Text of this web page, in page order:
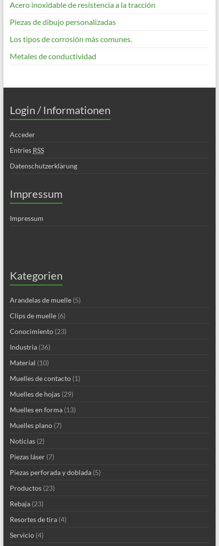
Acero inoxidable de resistencia a la tracción
Piezas de dibujo personalizadas
Los tipos de corrosión más comunes.
Metales de conductividad
Login / Informationen
Acceder
Entries RSS
Datenschutzerklärung
Impressum
Impressum
Kategorien
Arandelas de muelle(5)
Clips de muelle(6)
Conocimiento(23)
Industria(36)
Material (10)
Muelles de contacto(1)
Muelles de hojas(29)
Muelles en forma(13)
Muelles plano(7)
Noticias(2)
Piezas láser(7)
Piezas perforada y doblada(5)
Productos(23)
Rebaja(23)
Resortes de tira(4)
Servicio(4)